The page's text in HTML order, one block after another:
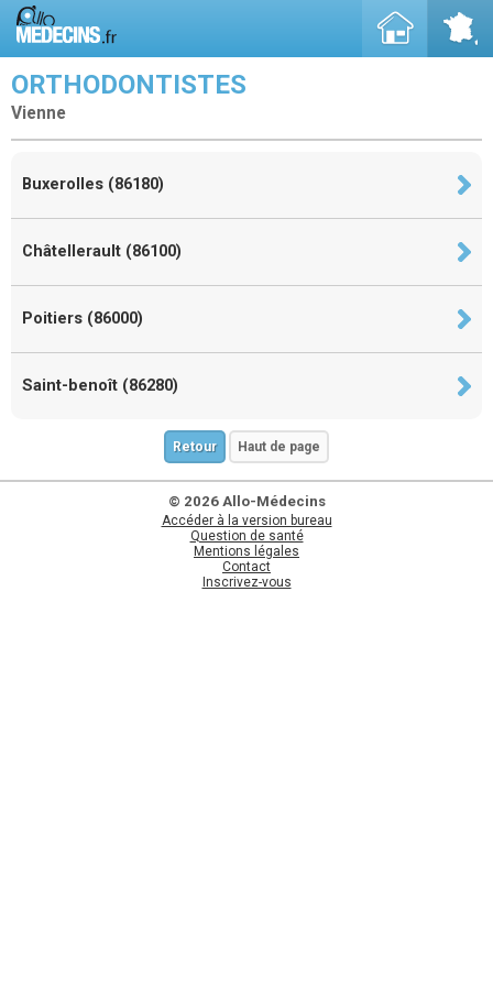
ORTHODONTISTES
Vienne
Buxerolles (86180)
Châtellerault (86100)
Poitiers (86000)
Saint-benoît (86280)
Retour Haut de page
© 2026 Allo-Médecins
Accéder à la version bureau
Question de santé
Mentions légales
Contact
Inscrivez-vous